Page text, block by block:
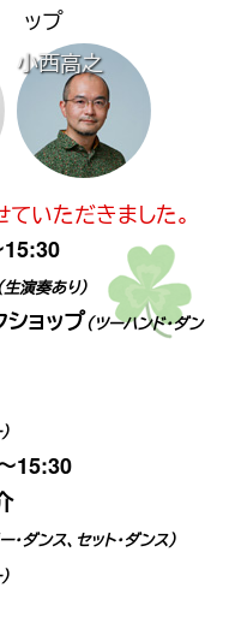
ップ
小西高之
いただきました。
15:30
生演奏あり）
ショップ（ツーハンド・ダン
15:30
・ダンス、セット・ダンス）